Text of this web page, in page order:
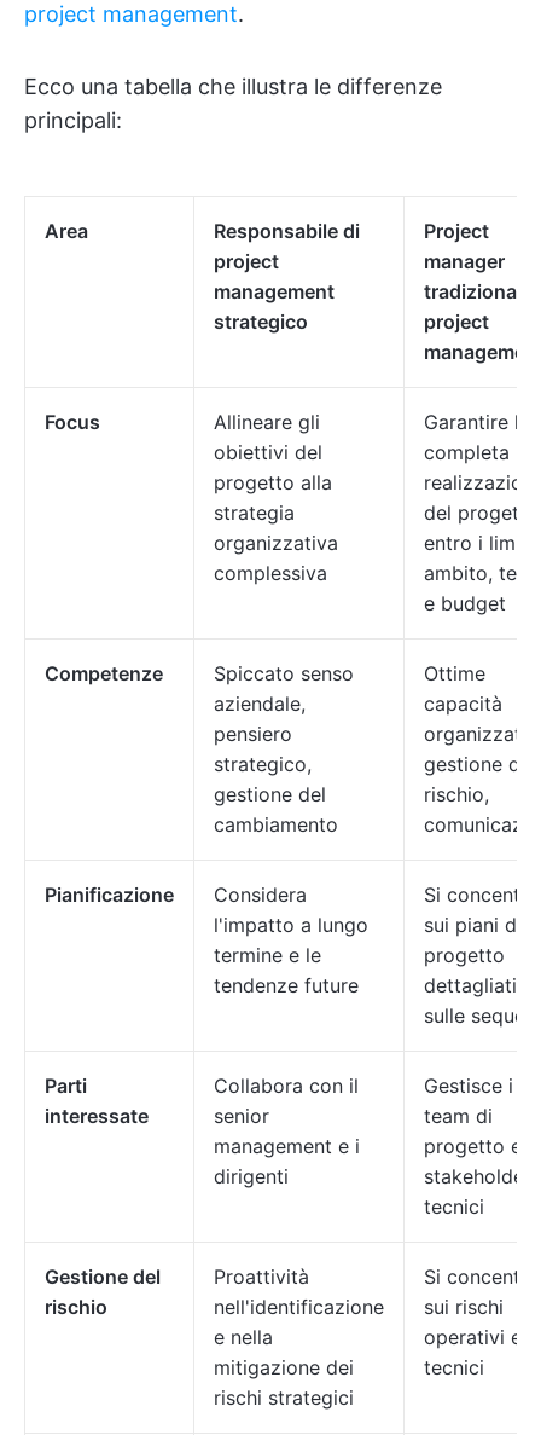
project management.
Ecco una tabella che illustra le differenze
principali:
Area
Responsabile di
project
management
strategico
Project
manager
tradizionale
project
Focus
Allineare gli
obiettivi del
progetto alla
strategia
organizzativa
complessiva
Garantire la
completa
del progetto
entro i limiti
ambito,
e budget
Competenze
Spiccato senso
aziendale,
pensiero
strategico,
gestione del
cambiamento
Ottime
capacità
gestione del
rischio,
Pianificazione
Considera
l'impatto a lungo
termine e le
tendenze future
Si concentra
sui piani di
progetto
dettagliati e
sulle
Parti
interessate
Collabora con il
senior
management e i
dirigenti
Gestisce i
team di
progetto e
stakeholder
tecnici
Gestione del
rischio
Proattività
nell'identificazione
e nella
mitigazione dei
rischi strategici
Si concentra
sui rischi
operativi e
tecnici